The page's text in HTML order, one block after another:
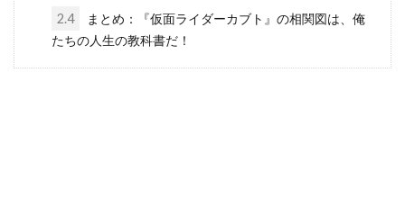
2.4
まとめ：『仮面ライダーカブト』の相関図は、俺
たちの人生の教科書だ！